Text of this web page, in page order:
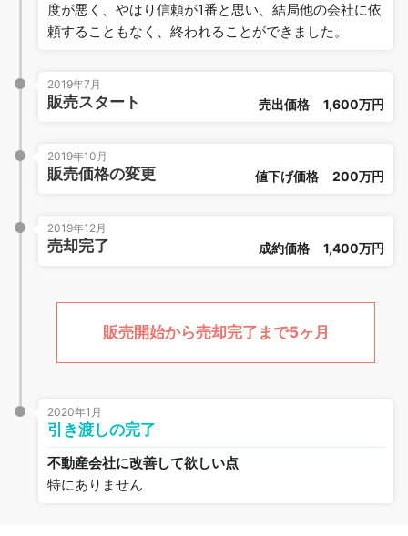
度が悪く、やはり信頼が1番と思い、結局他の会社に依
頼することもなく、終われることができました。
2019年7月
販売スタート 売出価格 1,600万円
2019年10月
販売価格の変更 値下げ価格 200万円
2019年12月
売却完了 成約価格 1,400万円
販売開始から売却完了まで5ヶ月
2020年1月
引き渡しの完了
不動産会社に改善して欲しい点
特にありません